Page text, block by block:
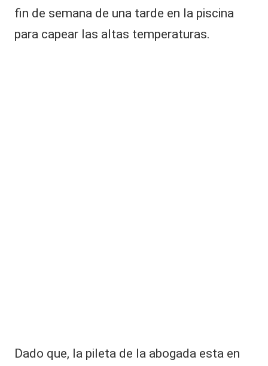
fin de semana de una tarde en la piscina
para capear las altas temperaturas.
Dado que, la pileta de la abogada esta en